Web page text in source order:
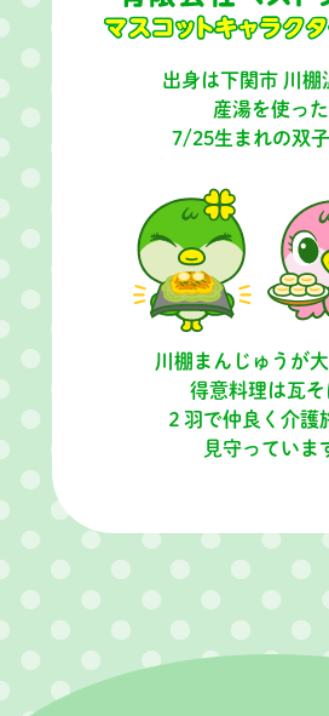
出身は下関市 川棚
産湯を使った
7/25生まれの双
川棚まんじゅうが
得意料理は瓦そ
２羽で仲良く介護
見守っていま